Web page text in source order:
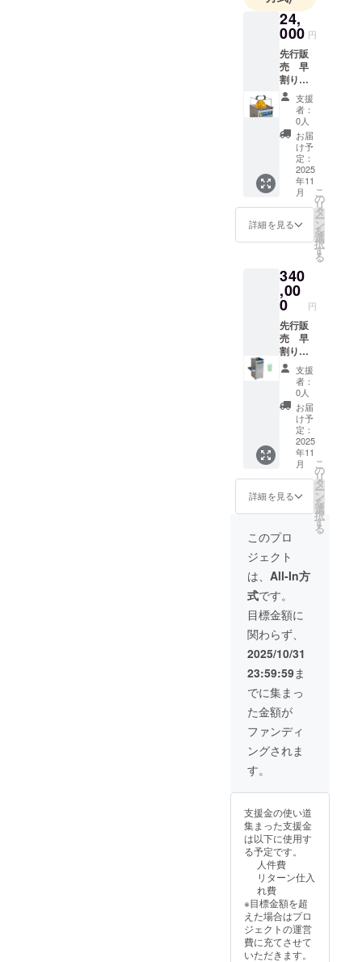
24,
000 円
先行販
売 早
割り
【20%
OFF】
専用カ
バー
200X1
台
￥24,00
0 販売
予定
価：
￥30,00
0
支援
者：
0人
お届
け予
定：
2025
年11
月
詳細を見る
こ
の
リ
タ
ー
ン
を
選
択
す
る
340
,00
0 円
先行販
売 早
割り
【20%
OFF】
ハイブ
リッド
ヘル
メット
洗浄
機
MCH-
2401X1
台、専
用洗剤
D-
040X1
本
￥340,0
00 販
売予定
価：
￥425,0
00
支援
者：
0人
お届
け予
定：
2025
年11
月
詳細を見る
こ
の
リ
タ
ー
ン
を
選
択
す
る
このプロ
ジェクト
は、 All-In方
式です。
目標金額に
関わらず、
2025/10/31
23:59:59ま
でに集まっ
た金額が
ファンディ
ングされま
す。
支援金の使い道
集まった支援金
は以下に使用す
る予定です。
人件費
リターン仕入
れ費
※目標金額を超
えた場合はプロ
ジェクトの運営
費に充てさせて
いただきます。